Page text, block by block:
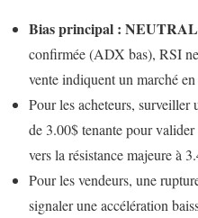
Bias principal : NEUTRAL
confirmée (ADX bas), RSI
vente indiquent un marché
Pour les acheteurs, surveiller
de 3.00$ tenante pour
vers la résistance majeure à
Pour les vendeurs, une
signaler une accélération